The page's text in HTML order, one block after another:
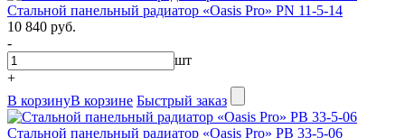
Стальной панельный радиатор «Oasis Pro» PN 11-5-14
10 840 руб.
-
шт
+
В корзинуВ корзине Быстрый заказ
Стальной панельный радиатор «Oasis Pro» PB 33-5-06